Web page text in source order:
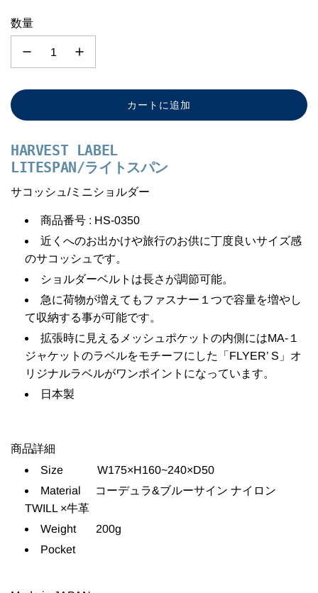
数量
カートに追加
読
中
HARVEST LABEL
LITESPAN/ライトスパン
サコッシュ/ミニショルダー
商品番号 : HS-0350
近くへのお出かけや旅行のお供に丁度良いサイズ感
のサコッシュです。
ショルダーベルトは長さが調節可能。
急に荷物が増えてもファスナー１つで容量を増やし
て収納する事が可能です。
拡張時に見えるメッシュポケットの内側にはMA-１
ジャケットのラベルをモチーフにした「FLYER’ S」オ
リジナルラベルがワンポイントになっています。
日本製
商品詳細
Size W175×H160~240×D50
Material
コーデュラ&ブルーサイン ナイロン
TWILL ×牛革
Weight200g
Pocket